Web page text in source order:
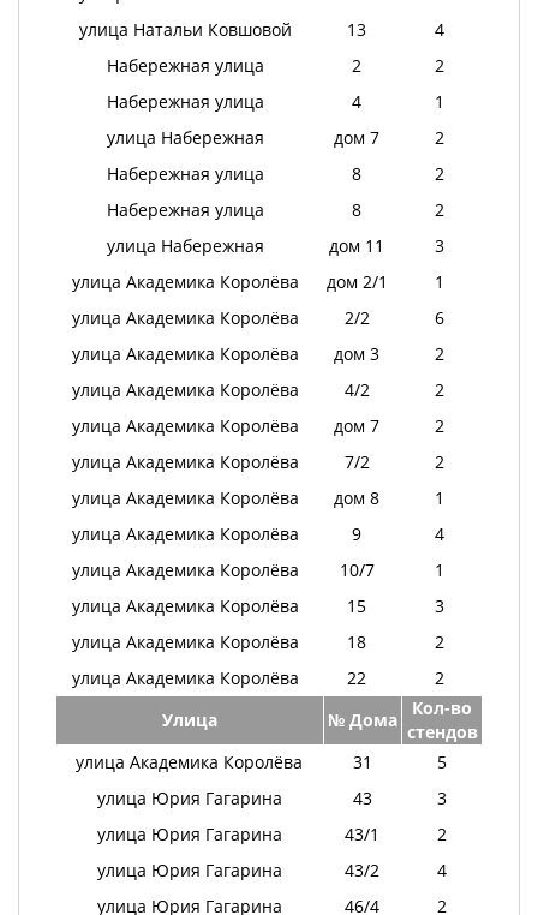
улица Натальи Ковшовой
13
4
Набережная улица
2
2
Набережная улица
4
1
улица Набережная
дом 7
2
Набережная улица
8
2
Набережная улица
8
2
улица Набережная
дом 11
3
улица Академика Королёва
дом 2/1
1
улица Академика Королёва
2/2
6
улица Академика Королёва
дом 3
2
улица Академика Королёва
4/2
2
улица Академика Королёва
дом 7
2
улица Академика Королёва
7/2
2
улица Академика Королёва
дом 8
1
улица Академика Королёва
9
4
улица Академика Королёва
10/7
1
улица Академика Королёва
15
3
улица Академика Королёва
18
2
улица Академика Королёва
22
2
Улица
№ Дома
Кол-во
стендов
улица Академика Королёва
31
5
улица Юрия Гагарина
43
3
улица Юрия Гагарина
43/1
2
улица Юрия Гагарина
43/2
4
улица Юрия Гагарина
46/4
2